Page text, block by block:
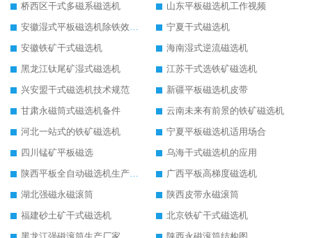
桥西区干式多磁系磁选机
山东平板磁选机工作视频
安徽湿式平板磁选机除铁效果怎么样
宁夏干式磁选机
安徽铁矿干式磁选机
海南湿式逆流磁选机
黑龙江钛尾矿湿式磁选机
江苏干式选铁矿磁选机
兴安盟干式磁选机技术规范
新疆平板磁选机皮带
甘肃永磁筒式磁选机备件
云南未来有前景的铁矿磁选机
河北一站式的铁矿磁选机
宁夏平板磁选机适用场合
四川锰矿平板磁选
乌海干式磁选机的应用
陕西平板全自动磁选机生产厂家
广西平板高梯度磁选机
湖北强磁永磁滚筒
陕西皮带永磁滚筒
福建砂土矿干式磁选机
北京铁矿干式磁选机